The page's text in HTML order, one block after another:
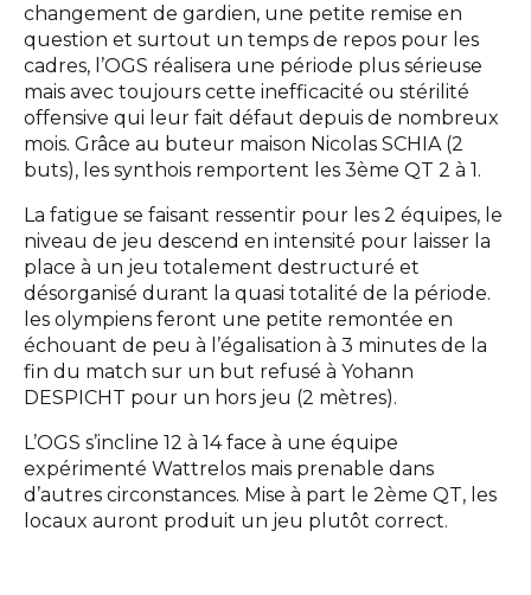
changement de gardien, une petite remise en
question et surtout un temps de repos pour les
cadres, l’OGS réalisera une période plus sérieuse
mais avec toujours cette inefficacité ou stérilité
offensive qui leur fait défaut depuis de nombreux
mois. Grâce au buteur maison Nicolas SCHIA (2
buts), les synthois remportent les 3ème QT 2 à 1.
La fatigue se faisant ressentir pour les 2 équipes, le
niveau de jeu descend en intensité pour laisser la
place à un jeu totalement destructuré et
désorganisé durant la quasi totalité de la période.
les olympiens feront une petite remontée en
échouant de peu à l’égalisation à 3 minutes de la
fin du match sur un but refusé à Yohann
DESPICHT pour un hors jeu (2 mètres).
L’OGS s’incline 12 à 14 face à une équipe
expérimenté Wattrelos mais prenable dans
d’autres circonstances. Mise à part le 2ème QT, les
locaux auront produit un jeu plutôt correct.